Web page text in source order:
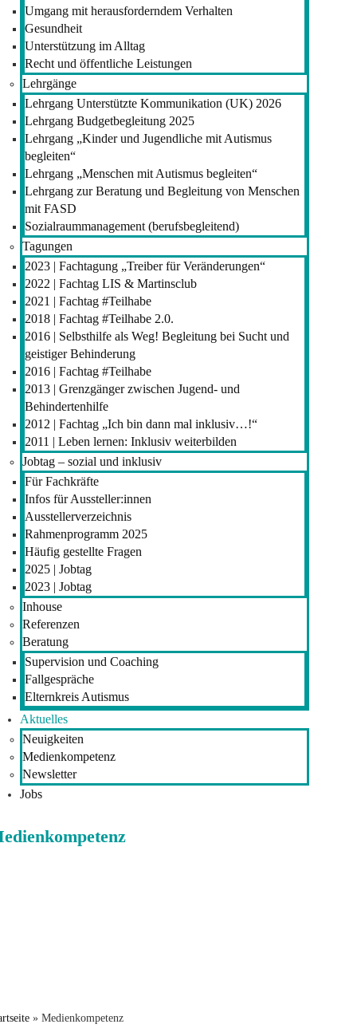
Umgang mit herausforderndem Verhalten
Gesundheit
Unterstützung im Alltag
Recht und öffentliche Leistungen
Lehrgänge
Lehrgang Unterstützte Kommunikation (UK) 2026
Lehrgang Budgetbegleitung 2025
Lehrgang „Kinder und Jugendliche mit Autismus
begleiten“
Lehrgang „Menschen mit Autismus begleiten“
Lehrgang zur Beratung und Begleitung von Menschen
mit FASD
Sozialraummanagement (berufsbegleitend)
Tagungen
2023 | Fachtagung „Treiber für Veränderungen“
2022 | Fachtag LIS & Martinsclub
2021 | Fachtag #Teilhabe
2018 | Fachtag #Teilhabe 2.0.
2016 | Selbsthilfe als Weg! Begleitung bei Sucht und
geistiger Behinderung
2016 | Fachtag #Teilhabe
2013 | Grenzgänger zwischen Jugend- und
Behindertenhilfe
2012 | Fachtag „Ich bin dann mal inklusiv…!“
2011 | Leben lernen: Inklusiv weiterbilden
Jobtag – sozial und inklusiv
Für Fachkräfte
Infos für Aussteller:innen
Ausstellerverzeichnis
Rahmenprogramm 2025
Häufig gestellte Fragen
2025 | Jobtag
2023 | Jobtag
Inhouse
Referenzen
Beratung
Supervision und Coaching
Fallgespräche
Elternkreis Autismus
Aktuelles
Neuigkeiten
Medienkompetenz
Newsletter
Jobs
» Medienkompetenz